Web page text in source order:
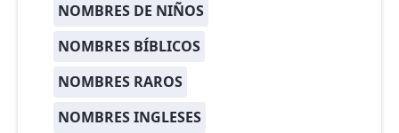
NOMBRES DE NIÑOS
NOMBRES BÍBLICOS
NOMBRES RAROS
NOMBRES INGLESES